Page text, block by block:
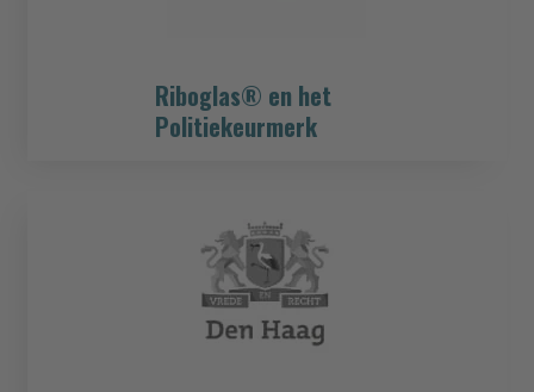
Riboglas® en het
Politiekeurmerk